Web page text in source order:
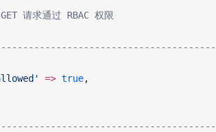
请求通过 RBAC 权限
=> true,